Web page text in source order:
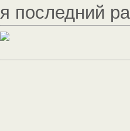
я последний